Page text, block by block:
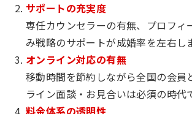
サポートの充実度
専任カウンセラーの有無、プロフィ
み戦略のサポートが成婚率を左右し
オンライン対応の有無
移動時間を節約しながら全国の会員
ライン面談・お見合いは必須の時代
料金体系の透明性